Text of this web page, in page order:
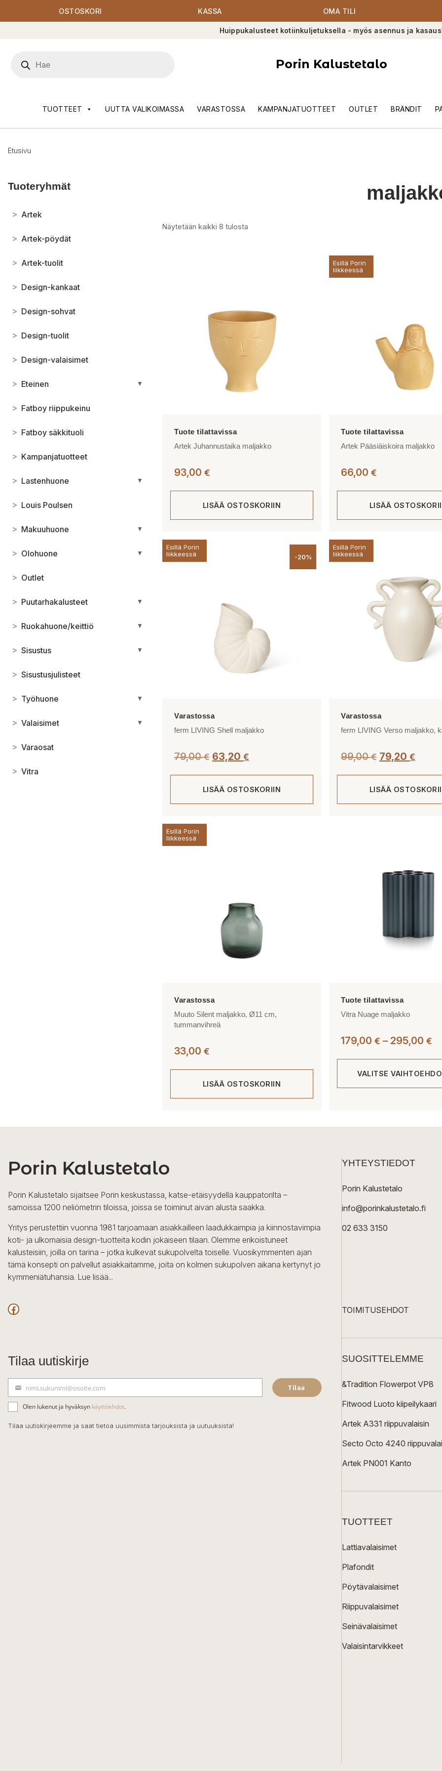
OSTOSKORI KASSA OMA TILI
Huippukalusteet kotiinkuljetuksella - myös asennus ja
search
Porin Kalustetalo
TUOTTEET UUTTA VALIKOIMASSA VARASTOSSA KAMPANJATUOTTEET OUTLET BRÄNDIT
Etusivu
Tuoteryhmät
> Artek
> Artek-pöydät
> Artek-tuolit
> Design-kankaat
> Design-sohvat
> Design-tuolit
> Design-valaisimet
> Eteinen ▼
> Fatboy riippukeinu
> Fatboy säkkituoli
> Kampanjatuotteet
> Lastenhuone ▼
> Louis Poulsen
> Makuuhuone ▼
> Olohuone ▼
> Outlet
> Puutarhakalusteet ▼
> Ruokahuone/keittiö ▼
> Sisustus ▼
> Sisustusjulisteet
> Työhuone ▼
> Valaisimet ▼
> Varaosat
> Vitra
Näytetään kaikki 8 tulosta
Artek Juhannustaika maljakko
93,00 €
LISÄÄ OSTOSKORIIN
Esillä Porin
liikkeessä
Artek Pääsiäiskoira maljakko
66,00 €
LISÄÄ
Esillä Porin
liikkeessä
-20%
ferm LIVING Shell maljakko
79,00€ 63,20 €
LISÄÄ OSTOSKORIIN
Esillä Porin
liikkeessä
ferm LIVING Verso maljakko,
99,00€ 79,20 €
LISÄÄ
Esillä Porin
liikkeessä
Muuto Silent maljakko, Ø11 cm,
tummanvihreä
33,00 €
LISÄÄ OSTOSKORIIN
Vitra Nuage maljakko
179,00 € – 295,00 €
VALITSE
muunnelma.
valinnat
tuotteen
Porin Kalustetalo
Porin Kalustetalo sijaitsee Porin keskustassa, katse-etäisyydellä kauppatorilta –
samoissa 1200 neliömetrin tiloissa, joissa se toiminut aivan alusta saakka.
Yritys perustettiin vuonna 1981 tarjoamaan asiakkailleen laadukkaimpia ja kiinnostavimpia
koti- ja ulkomaisia design-tuotteita kodin jokaiseen tilaan. Olemme erikoistuneet
kalusteisiin, joilla on tarina – jotka kulkevat sukupolvelta toiselle. Vuosikymmenten ajan
tämä konsepti on palvellut asiakkaitamme, joita on kolmen sukupolven aikana kertynyt jo
kymmeniätuhansia. Lue lisää...
Facebook
Tilaa uutiskirje
ä
h
k
nimi.sukunimi@osoite.com Tilaa
Olen lukenut ja hyväksyn käyttöehdot.
Tilaa uutiskirjeemme ja saat tietoa uusimmista tarjouksista ja uutuuksista!
YHTEYSTIEDOT
Porin Kalustetalo
info@porinkalustetalo.fi
02 633 3150
TOIMITUSEHDOT
SUOSITTELEMME
&Tradition Flowerpot VP8
Fitwood Luoto kiipeilykaari
Artek A331 riippuvalaisin
Secto Octo 4240
Artek PN001 Kanto
TUOTTEET
Lattiavalaisimet
Plafondit
Pöytävalaisimet
Riippuvalaisimet
Seinävalaisimet
Valaisintarvikkeet